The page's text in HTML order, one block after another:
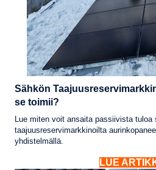
Sähkön
se toimii?
Lue miten voit ansaita passiivista tuloa
taajuusreservimarkkinoilta
yhdistelmällä.
LUE